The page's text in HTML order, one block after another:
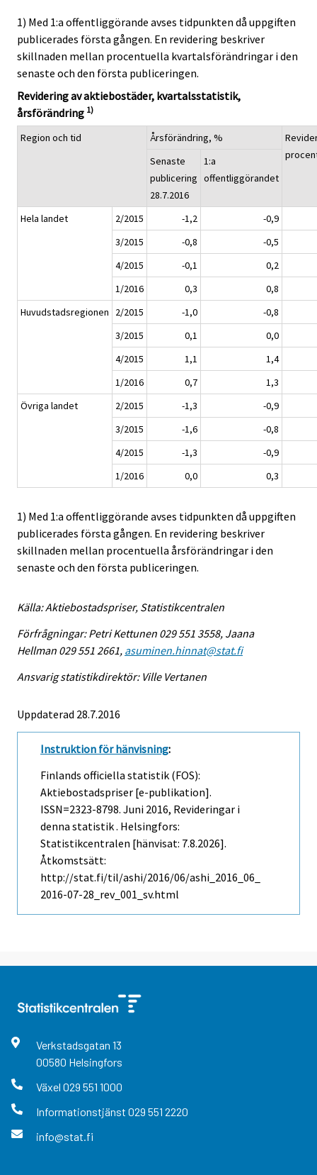
1) Med 1:a offentliggörande avses tidpunkten då uppgiften
publicerades första gången. En revidering beskriver
skillnaden mellan procentuella kvartalsförändringar i den
senaste och den första publiceringen.
Revidering av aktiebostäder, kvartalsstatistik,
årsförändring 1)
Region och tid Årsförändring, %
Senaste
publicering
28.7.2016
1:a
offentliggörandet
Hela landet 2/2015 -1,2
-0,9
3/2015
-0,8
-0,5
4/2015
-0,1
0,2
1/2016
0,3
0,8
Huvudstadsregionen
2/2015 -1,0
-0,8
3/2015
0,1
0,0
4/2015
1,1
1,4
1/2016
0,7
1,3
Övriga landet
2/2015 -1,3
-0,9
3/2015
-1,6
-0,8
4/2015
-1,3
-0,9
1/2016
0,0 0,3
1) Med 1:a offentliggörande avses tidpunkten då uppgiften
publicerades första gången. En revidering beskriver
skillnaden mellan procentuella årsförändringar i den
senaste och den första publiceringen.
Källa: Aktiebostadspriser, Statistikcentralen
Förfrågningar: Petri Kettunen 029 551 3558, Jaana
Hellman 029 551 2661, asuminen.hinnat@stat.fi
Ansvarig statistikdirektör: Ville Vertanen
Uppdaterad 28.7.2016
Instruktion för hänvisning:
Finlands officiella statistik (FOS):
Aktiebostadspriser [e-publikation].
ISSN=2323-8798. Juni 2016, Revideringar i
denna statistik . Helsingfors:
Statistikcentralen [hänvisat: 7.8.2026].
Åtkomstsätt:
http://stat.fi/til/ashi/2016/06/ashi_2016_06_
2016-07-28_rev_001_sv.html
Verkstadsgatan 13
00580 Helsingfors
Växel 029 551 1000
Informationstjänst 029 551 2220
info@stat.fi